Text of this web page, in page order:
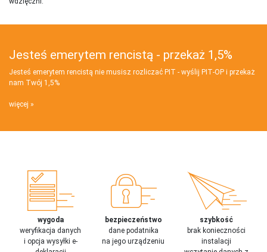
Jesteś emerytem rencistą - przekaż 1,5%
Jesteś emerytem rencistą nie musisz rozliczać PIT - wyślij PIT‑OP i przekaż
nam Twój 1,5%
więcej
wygoda
weryfikacja danych
i opcja wysyłki e-
bezpieczeństwo
dane podatnika
na jego urządzeniu
szybkość
brak konieczności
instalacji